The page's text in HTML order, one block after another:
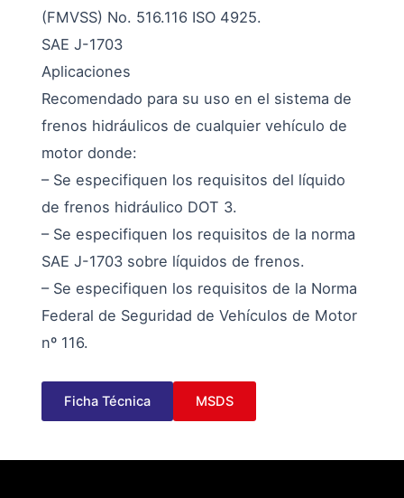
(FMVSS) No. 516.116 ISO 4925.
SAE J-1703
Aplicaciones
Recomendado para su uso en el sistema de
frenos hidráulicos de cualquier vehículo de
motor donde:
– Se especifiquen los requisitos del líquido
de frenos hidráulico DOT 3.
– Se especifiquen los requisitos de la norma
SAE J-1703 sobre líquidos de frenos.
– Se especifiquen los requisitos de la Norma
Federal de Seguridad de Vehículos de Motor
nº 116.
Ficha Técnica MSDS